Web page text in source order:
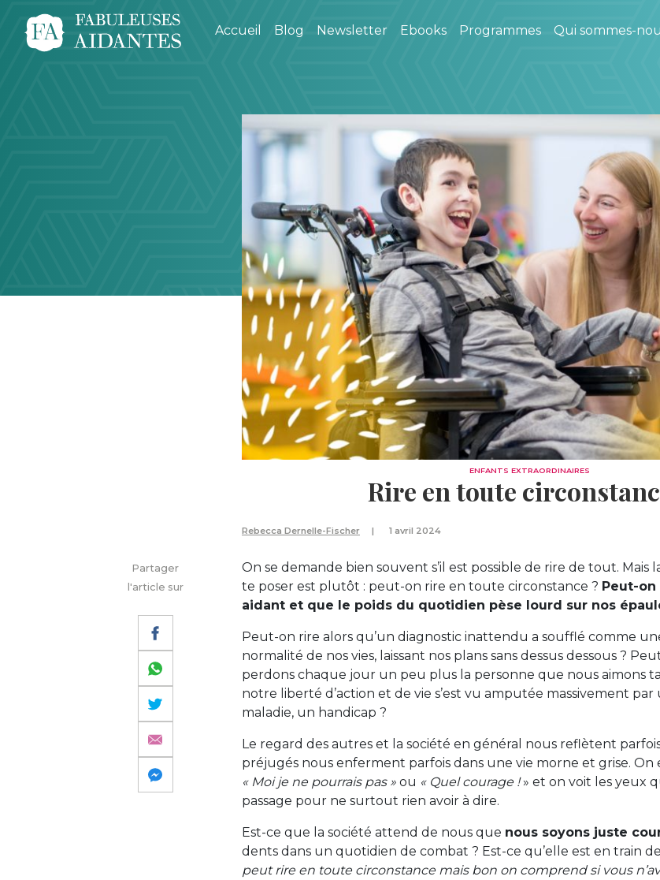
Accueil Blog Newsletter Ebooks Programmes Qui sommes-
ENFANTS EXTRAORDINAIRES
Rire en toute
Rebecca Dernelle-Fischer 1 avril 2024
Partager
l'article sur
On se demande bien souvent s’il est possible de rire de tout. Mais
te poser est plutôt : peut-on rire en toute circonstance ? Peut-
aidant et que le poids du quotidien pèse lourd sur nos
Peut-on rire alors qu’un diagnostic inattendu a soufflé comme
normalité de nos vies, laissant nos plans sans dessus dessous ?
perdons chaque jour un peu plus la personne que nous aimons
notre liberté d’action et de vie s’est vu amputée massivement
maladie, un handicap ?
Le regard des autres et la société en général nous reflètent
préjugés nous enferment parfois dans une vie morne et grise. On
« Moi je ne pourrais pas » ou « Quel courage !» et on voit les yeux
passage pour ne surtout rien avoir à dire.
Est-ce que la société attend de nous que nous soyons juste
dents dans un quotidien de combat ? Est-ce qu’elle est en train
peut rire en toute circonstance mais bon on comprend si vous